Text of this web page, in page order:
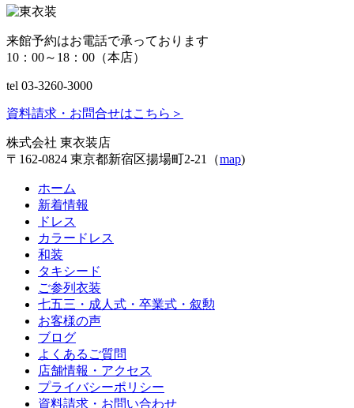
来館予約はお電話で承っております
10：00～18：00（本店）
tel 03-3260-3000
資料請求・お問合せはこちら ＞
株式会社 東衣装店
〒162-0824 東京都新宿区揚場町2-21（map)
ホーム
新着情報
ドレス
カラードレス
和装
タキシード
ご参列衣装
七五三・成人式・卒業式・叙勲
お客様の声
ブログ
よくあるご質問
店舗情報・アクセス
プライバシーポリシー
資料請求・お問い合わせ